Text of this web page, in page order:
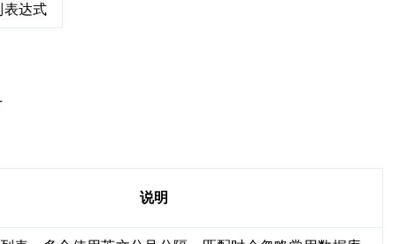
表达式
说明